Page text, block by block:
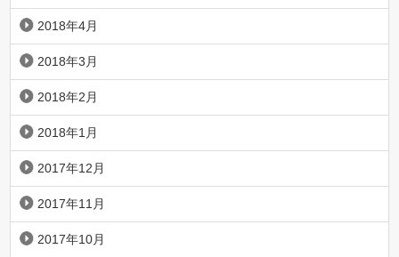
2018年4月
2018年3月
2018年2月
2018年1月
2017年12月
2017年11月
2017年10月